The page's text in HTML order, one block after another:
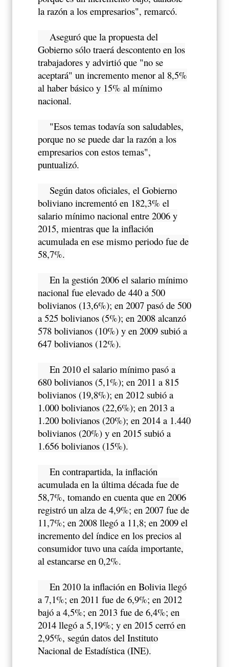
la razón a los empresarios", remarcó.
Aseguró que la propuesta del
Gobierno sólo traerá descontento en los
trabajadores y advirtió que "no se
aceptará" un incremento menor al 8,5%
al haber básico y 15% al mínimo
nacional.
"Esos temas todavía son saludables,
porque no se puede dar la razón a los
empresarios con estos temas",
puntualizó.
Según datos oficiales, el Gobierno
boliviano incrementó en 182,3% el
salario mínimo nacional entre 2006 y
2015, mientras que la inflación
acumulada en ese mismo periodo fue de
58,7%.
En la gestión 2006 el salario mínimo
nacional fue elevado de 440 a 500
bolivianos (13,6%); en 2007 pasó de 500
a 525 bolivianos (5%); en 2008 alcanzó
578 bolivianos (10%) y en 2009 subió a
647 bolivianos (12%).
En 2010 el salario mínimo pasó a
680 bolivianos (5,1%); en 2011 a 815
bolivianos (19,8%); en 2012 subió a
1.000 bolivianos (22,6%); en 2013 a
1.200 bolivianos (20%); en 2014 a 1.440
bolivianos (20%) y en 2015 subió a
1.656 bolivianos (15%).
En contrapartida, la inflación
acumulada en la última década fue de
58,7%, tomando en cuenta que en 2006
registró un alza de 4,9%; en 2007 fue de
11,7%; en 2008 llegó a 11,8; en 2009 el
incremento del índice en los precios al
consumidor tuvo una caída importante,
al estancarse en 0,2%.
En 2010 la inflación en Bolivia llegó
a 7,1%; en 2011 fue de 6,9%; en 2012
bajó a 4,5%; en 2013 fue de 6,4%; en
2014 llegó a 5,19%; y en 2015 cerró en
2,95%, según datos del Instituto
Nacional de Estadística (INE).